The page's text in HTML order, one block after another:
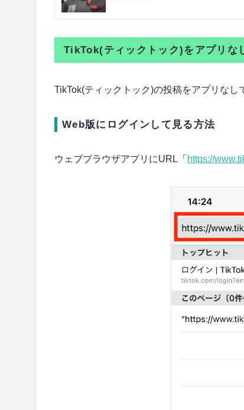
TikTok(ティックトック)をアプリな
TikTok(ティックトック)の投稿をアプリなし
Web版にログインして見る方法
ウェブブラウザアプリにURL「 https://